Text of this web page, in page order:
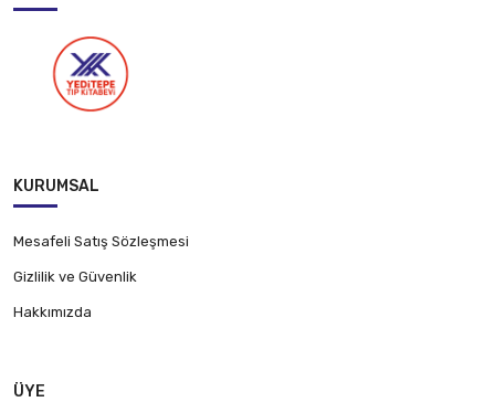
KURUMSAL
Mesafeli Satış Sözleşmesi
Gizlilik ve Güvenlik
Hakkımızda
ÜYE